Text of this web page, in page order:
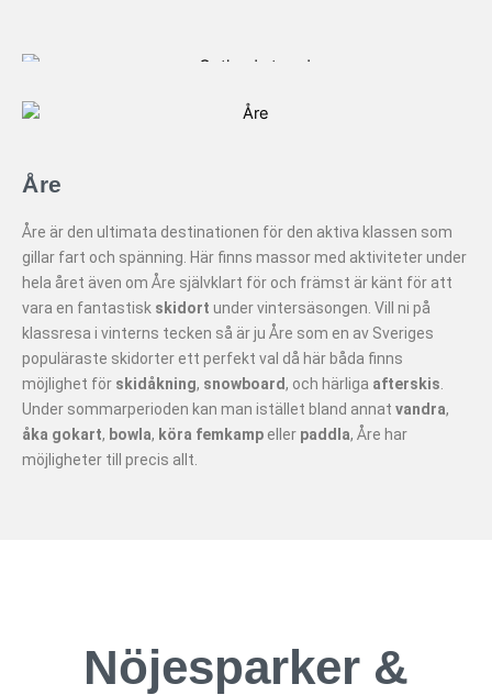
Åre
Åre är den ultimata destinationen för den aktiva klassen som
gillar fart och spänning. Här finns massor med aktiviteter under
hela året även om Åre självklart för och främst är känt för att
vara en fantastisk skidort under vintersäsongen. Vill ni på
klassresa i vinterns tecken så är ju Åre som en av Sveriges
populäraste skidorter ett perfekt val då här båda finns
möjlighet för skidåkning, snowboard, och härliga afterskis
Under sommarperioden kan man istället bland annat vandra,
åka gokart, bowla, köra femkamp eller paddla, Åre har
möjligheter till precis allt.
Nöjesparker &